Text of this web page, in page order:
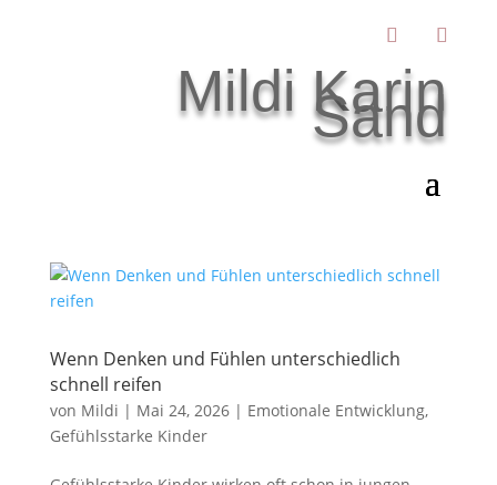
Mildi Karin
Sand
Wenn Denken und Fühlen unterschiedlich
schnell reifen
von Mildi | Mai 24, 2026| Emotionale Entwicklung,
Gefühlsstarke Kinder